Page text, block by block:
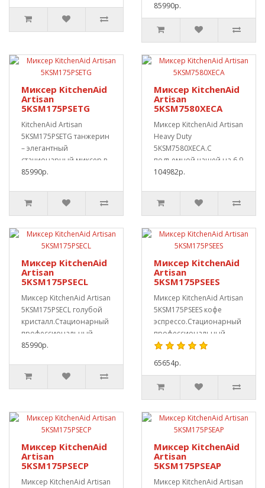
85990р.
Миксер KitchenAid
Artisan
5KSM175PSETG
KitchenAid Artisan
5KSM175PSETG танжерин
– элегантный
стационарный миксер в
сочном оранжевом
85990р.
Миксер KitchenAid
Artisan
5KSM7580XECA
Миксер KitchenAid Artisan
Heavy Duty
5KSM7580XECA.С
подъемной чашей на 6.9
л для
104982р.
Миксер KitchenAid
Artisan
5KSM175PSECL
Миксер KitchenAid Artisan
5KSM175PSECL голубой
кристалл.Стационарный
профессиональный,
подходит и дл..
85990р.
Миксер KitchenAid
Artisan
5KSM175PSEES
Миксер KitchenAid Artisan
5KSM175PSEES кофе
эспрессо.Стационарный
профессиональный,
подходит и для д..
65654р.
Миксер KitchenAid
Artisan
5KSM175PSECP
Миксер KitchenAid Artisan
Миксер KitchenAid
Artisan
5KSM175PSEAP
Миксер KitchenAid Artisan